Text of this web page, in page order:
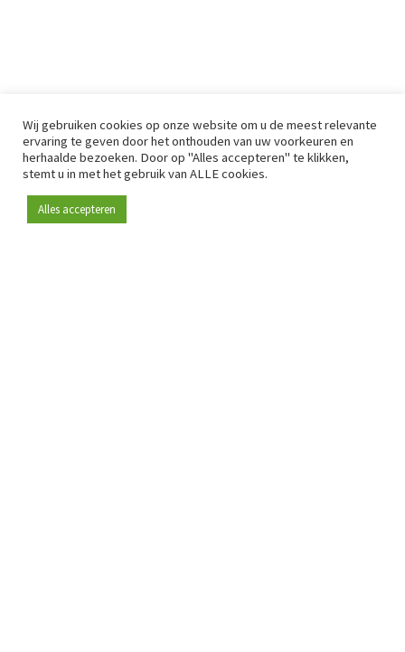
Wij gebruiken cookies op onze website om u de meest relevante
ervaring te geven door het onthouden van uw voorkeuren en
herhaalde bezoeken. Door op "Alles accepteren" te klikken,
stemt u in met het gebruik van ALLE cookies.
Alles accepteren